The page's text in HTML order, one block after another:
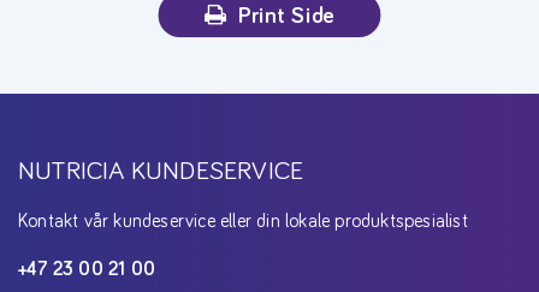
Print Side
NUTRICIA KUNDESERVICE
Kontakt vår kundeservice eller din lokale produktspesialist
+47 23 00 21 00